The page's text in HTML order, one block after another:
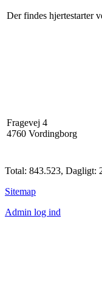
Der findes hjertestarter
Fragevej 4
4760 Vordingborg
Total: 843.523, Dagligt:
Sitemap
Admin log ind